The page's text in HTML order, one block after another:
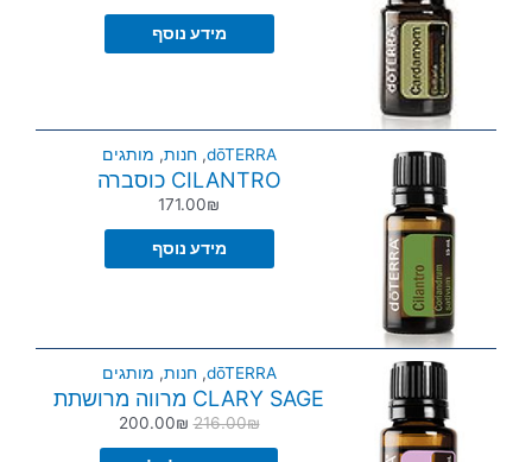
מידע נוסף
dōTERRA
,חנות, מותגים
CILANTRO כוסברה
171.00₪
מידע נוסף
dōTERRA
,חנות, מותגים
CLARY SAGE מרווה מרושתת
216.00₪
200.00₪